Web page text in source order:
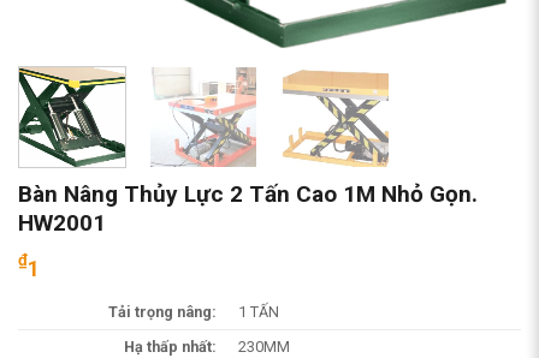
Bàn Nâng Thủy Lực 2 Tấn Cao 1M Nhỏ Gọn.
HW2001
₫1
Tải trọng nâng:
1 TẤN
Hạ thấp nhất:
230MM